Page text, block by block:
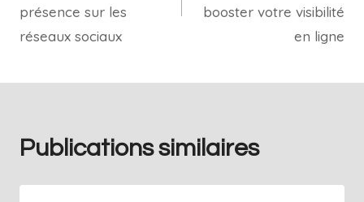
présence sur les
réseaux sociaux
booster votre visibilité
en ligne
Publications similaires